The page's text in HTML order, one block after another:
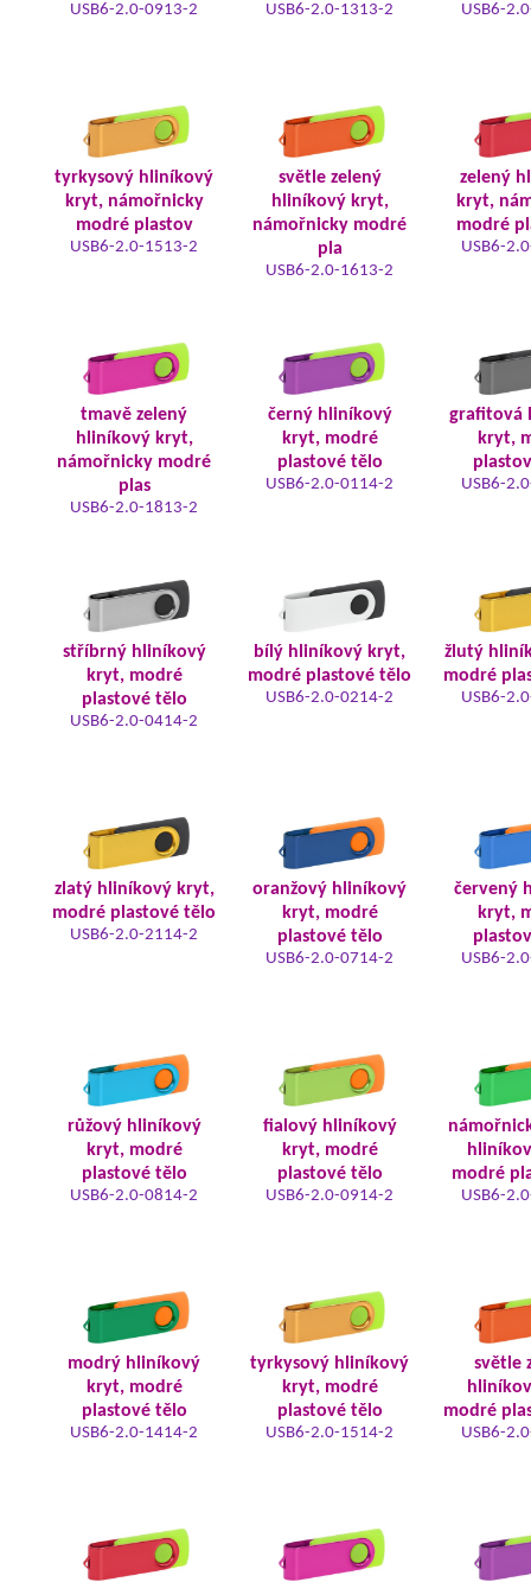
USB6-2.0-0913-2 USB6-2.0-1313-2 USB6-
tyrkysový hliníkový
kryt, námořnicky
modré plastov
USB6-2.0-1513-2
světle zelený
hliníkový kryt,
námořnicky modré
pla
USB6-2.0-1613-2
zelený
kryt,
modré
USB6-
tmavě zelený
hliníkový kryt,
námořnicky modré
plas
USB6-2.0-1813-2
černý hliníkový
kryt, modré
plastové tělo
USB6-2.0-0114-2
grafitová
kryt,
USB6-
stříbrný hliníkový
kryt, modré
plastové tělo
USB6-2.0-0414-2
bílý hliníkový kryt,
modré plastové tělo
USB6-2.0-0214-2
žlutý
modré
USB6-
zlatý hliníkový kryt,
modré plastové tělo
USB6-2.0-2114-2
oranžový hliníkový
kryt, modré
plastové tělo
USB6-2.0-0714-2
červený
kryt,
USB6-
růžový hliníkový
kryt, modré
plastové tělo
USB6-2.0-0814-2
fialový hliníkový
kryt, modré
plastové tělo
USB6-2.0-0914-2
modré
USB6-
modrý hliníkový
kryt, modré
plastové tělo
USB6-2.0-1414-2
tyrkysový hliníkový
kryt, modré
plastové tělo
USB6-2.0-1514-2
světle
modré
USB6-